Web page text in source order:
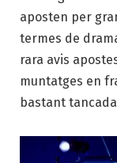
aposten per
termes de
rara avis
muntatges en
bastant